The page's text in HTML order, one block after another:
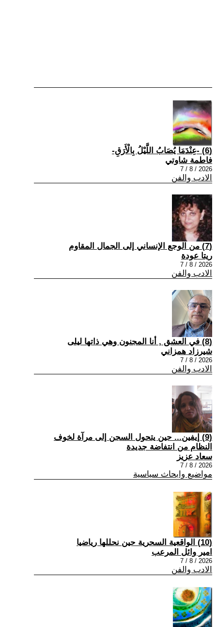
(6) -عِنْدَمَا يُصَابُ اللَّيْلُ بِالْأَرَقِ-
فاطمة شاوتي
2026 / 8 / 7
الادب والفن
(7) من الوجع الإنساني إلى الجمال المقاوم
ريتا عودة
2026 / 8 / 7
الادب والفن
(8) في العشق , أنا المجنون وهي ذاتها ليلى
شيرزاد همزاني
2026 / 8 / 7
الادب والفن
(9) إيفين... حين يتحول السجن إلى مرآة لخوف
النظام من انتفاضة جديدة
سعاد عزيز
2026 / 8 / 7
مواضيع وابحاث سياسية
(10) الواقعية السحرية حين نحللها رياضيا
امير وائل المرعب
2026 / 8 / 7
الادب والفن